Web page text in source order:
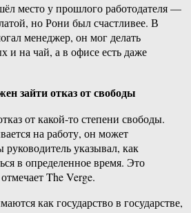
место у прошлого работодателя —
но Рони был счастливее. В
менеджер, он мог делать
и на чай, а в офисе есть даже
зайти отказ от свободы
от какой-то степени свободы.
на работу, он может
руководитель указывал, как
в определенное время. Это
The Verge.
как государство в государстве,